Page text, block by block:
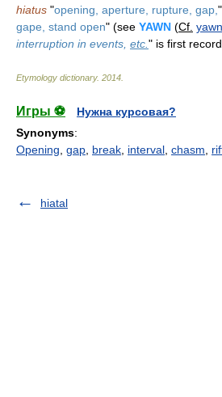
hiatus "opening, aperture, rupture, gap,
gape, stand open" (see YAWN (Cf. yawn
interruption in events, etc. " is first
Etymology dictionary. 2014
Игры ⚽
Нужна курсовая?
Synonyms:
Opening gap break interval chasm
hiatal